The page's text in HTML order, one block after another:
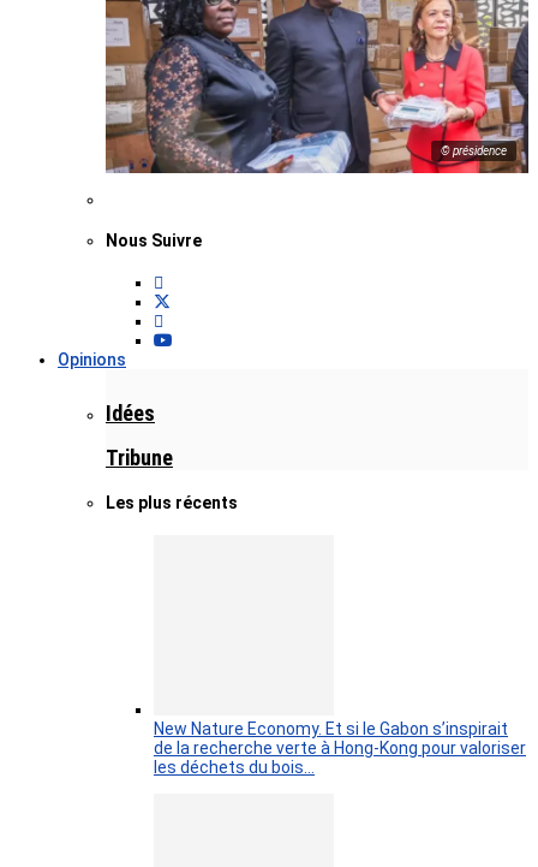
© présidence
Nous Suivre
Opinions
Idées
Tribune
Les plus récents
New Nature Economy. Et si le Gabon s’inspirait
de la recherche verte à Hong-Kong pour valoriser
les déchets du bois…